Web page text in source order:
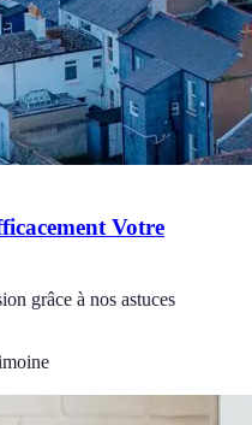
Votre
grâce à nos astuces